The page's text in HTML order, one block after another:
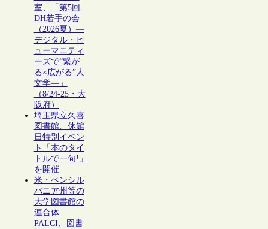
室、「第5回
DH若手の会
（2026夏）―
デジタル・ヒ
ューマニティ
ーズで“繋が
る×広がる”人
文学―」
（8/24-25・大
阪府）
埼玉県立久喜
図書館、休館
日特別イベン
ト「本のタイ
トルで一句!」
を開催
米・ペンシル
バニア州等の
大学図書館の
連合体
PALCI、図書